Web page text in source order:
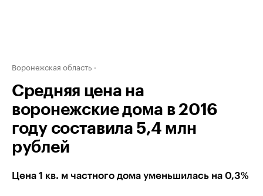
Воронежская область
Средняя цена на
воронежские дома в 2016
году составила 5,4 млн
рублей
Цена 1 кв. м частного дома уменьшилась на 0,3%